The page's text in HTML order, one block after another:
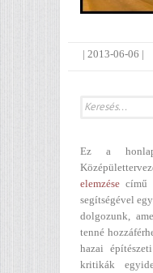
| 2013-06-06 |
Ez a
elemzése című
segítségével
dolgozunk,
tenné
hazai
kritikák